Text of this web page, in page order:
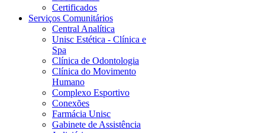
Certificados
Serviços Comunitários
Central Analítica
Unisc Estética - Clínica e
Spa
Clínica de Odontologia
Clínica do Movimento
Humano
Complexo Esportivo
Conexões
Farmácia Unisc
Gabinete de Assistência